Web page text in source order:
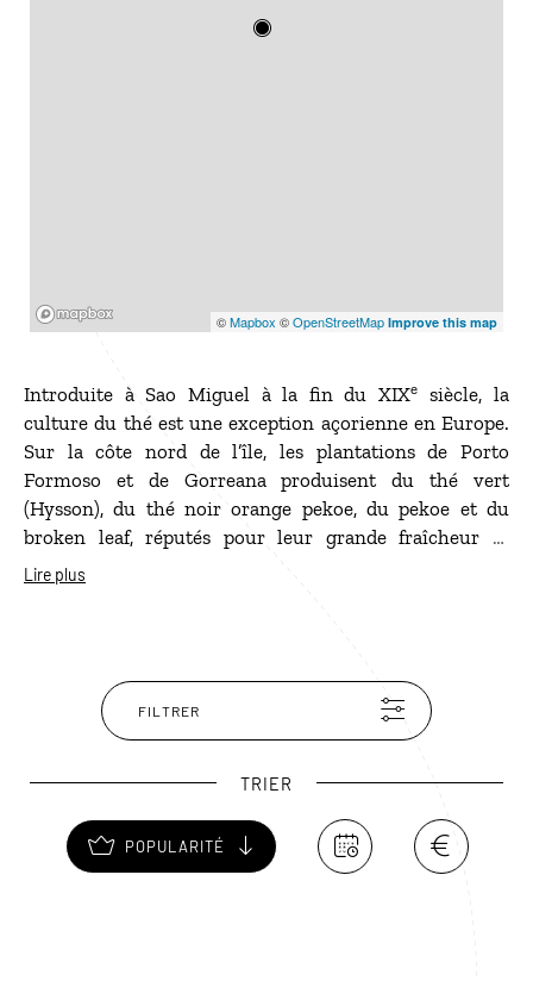
©Mapbox ©OpenStreetMap Improve this map
Introduite à Sao Miguel à la fin du XIXe
siècle, la
culture du thé est une exception açorienne en Europe.
Sur la côte nord de l’île, les plantations de Porto
Formoso et de Gorreana produisent du thé vert
(Hysson), du thé noir orange pekoe, du pekoe et du
broken leaf, réputés pour leur grande fraîcheur et
l’absence de pesticides. Ouvertes à la visite, les
d’un très beau site que l’on peut visiter en liberté.
Lire plus
FILTRER
TRIER
POPULARITÉ